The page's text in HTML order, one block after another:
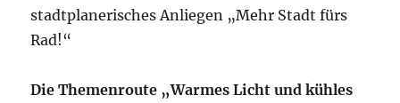
stadtplanerisches Anliegen „Mehr Stadt fürs
Rad!“
Die Themenroute „Warmes Licht und kühles